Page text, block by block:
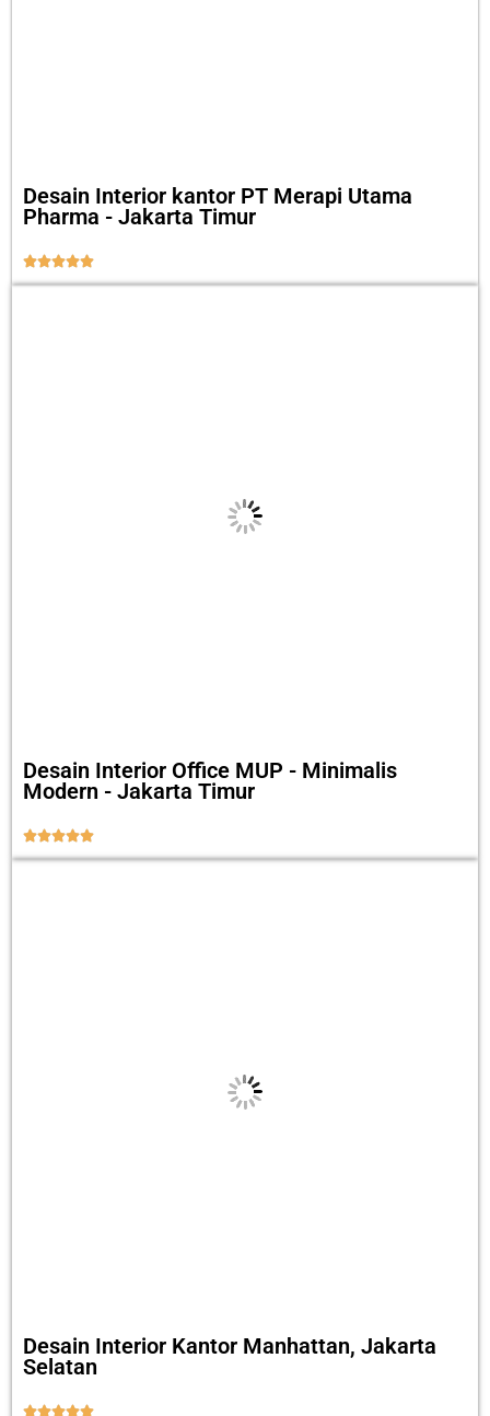
Desain Interior kantor PT Merapi Utama
Pharma - Jakarta Timur

Desain Interior Office MUP - Minimalis
Modern - Jakarta Timur

Desain Interior Kantor Manhattan, Jakarta
Selatan
